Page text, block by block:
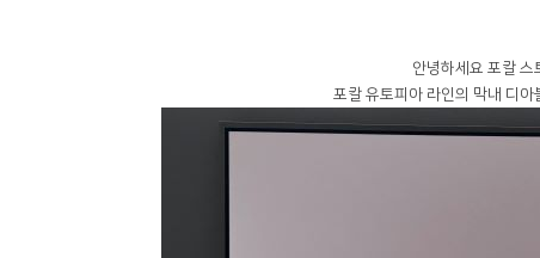
안녕하세요 포칼 스
포칼 유토피아 라인의 막내 디아